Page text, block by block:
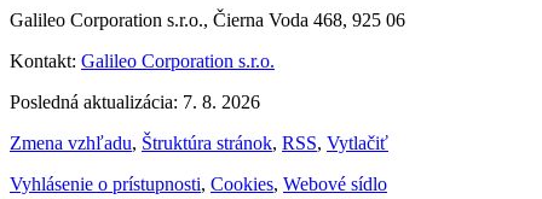
Galileo Corporation s.r.o., Čierna Voda 468, 925 06
Kontakt: Galileo Corporation s.r.o.
Posledná aktualizácia: 7. 8. 2026
Zmena vzhľadu, Štruktúra stránok, RSS, Vytlačiť
Vyhlásenie o prístupnosti, Cookies, Webové sídlo